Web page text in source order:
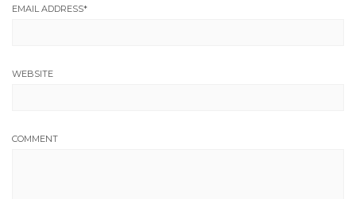
EMAIL ADDRESS*
WEBSITE
COMMENT